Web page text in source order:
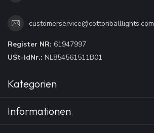
customerservice@cottonballlights.com
Register NR: 61947997
USt-IdNr.: NL854561511B01
Kategorien
Informationen